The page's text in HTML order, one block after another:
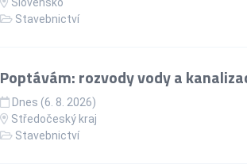
Stavebnictví
Poptávám: rozvody vody a
Dnes (6. 8. 2026)
Středočeský kraj
Stavebnictví